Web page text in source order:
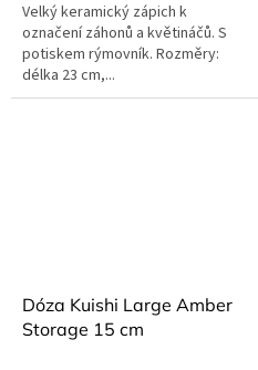
Velký keramický zápich k
označení záhonů a květináčů. S
potiskem rýmovník. Rozměry:
délka 23 cm,...
Dóza Kuishi Large Amber
Storage 15 cm